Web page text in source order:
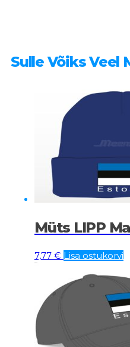
Sulle Võiks Veel
Müts LIPP
7,77 € Lisa ostukorvi